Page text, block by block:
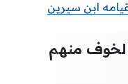
ابن سيرين
منهم